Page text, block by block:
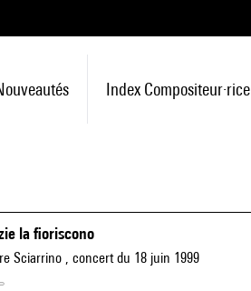
Index Compositeur·rice
la fioriscono
Sciarrino , concert du 18 juin 1999